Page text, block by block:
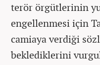
terör örgütlerinin
engellenmesi için
camiaya verdiği
beklediklerini